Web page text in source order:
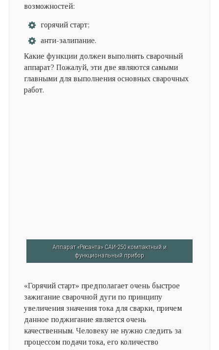
возможностей:
горячий старт;
анти-залипание.
Какие функции должен выполнять сварочный
аппарат? Пожалуй, эти две являются самыми
главными для выполнения основных сварочных
работ.
Аппарат «Ресанта» САИ-250 компактный и
функциональный прибор
«Горячий старт» предполагает очень быстрое
зажигание сварочной дуги по принципу
увеличения значения тока для сварки, причем
данное поджигание является очень
качественным. Человеку не нужно следить за
процессом подачи тока, его количество